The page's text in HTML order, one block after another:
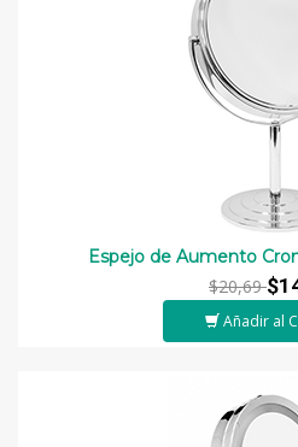
Espejo de Aumento
$20,69
Añadir al